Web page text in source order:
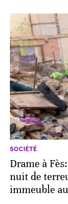
SOCIÉTÉ
Drame à
nuit de
immeuble